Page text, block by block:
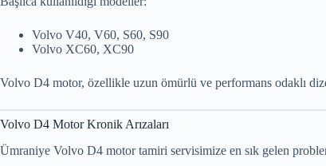
Volvo V40, V60, S60, S90
Volvo XC60, XC90
Volvo D4 motor, özellikle uzun ömürlü ve performans odaklı
Volvo D4 Motor Kronik Arızaları
Ümraniye Volvo D4 motor tamiri servisimize en sık gelen